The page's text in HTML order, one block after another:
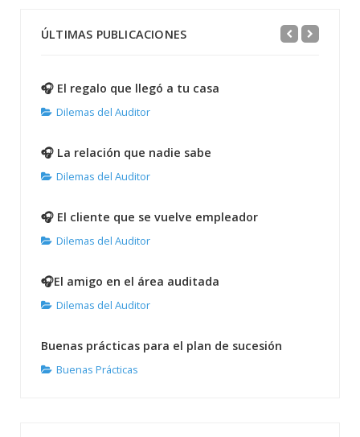
ÚLTIMAS PUBLICACIONES
🎧 El regalo que llegó a tu casa
Dilemas del Auditor
🎧 La relación que nadie sabe
Dilemas del Auditor
🎧 El cliente que se vuelve empleador
Dilemas del Auditor
🎧El amigo en el área auditada
Dilemas del Auditor
Buenas prácticas para el plan de sucesión
Buenas Prácticas